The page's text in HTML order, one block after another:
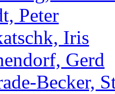
Peter
Iris
Gerd
Becker,